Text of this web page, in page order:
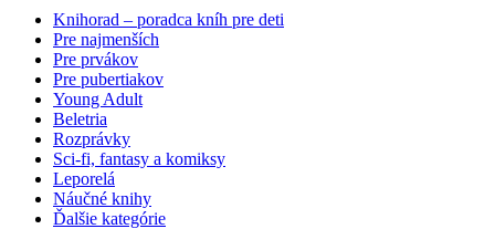
Knihorad – poradca kníh pre deti
Pre najmenších
Pre prvákov
Pre pubertiakov
Young Adult
Beletria
Rozprávky
Sci-fi, fantasy a komiksy
Leporelá
Náučné knihy
Ďalšie kategórie